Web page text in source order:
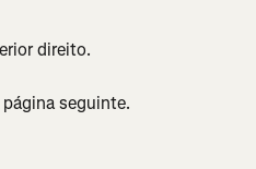
direito.
seguinte.